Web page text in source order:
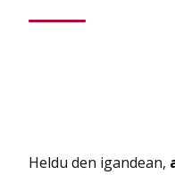
Heldu den igandean,